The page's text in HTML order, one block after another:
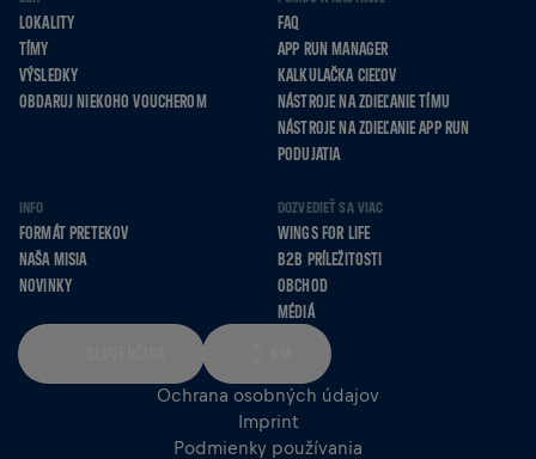
LOKALITY
TÍMY
VÝSLEDKY
OBDARUJ NIEKOHO VOUCHEROM
FAQ
APP RUN MANAGER
KALKULAČKA CIEĽOV
NÁSTROJE NA ZDIEĽANIE TÍMU
NÁSTROJE NA ZDIEĽANIE APP RUN
PODUJATIA
INFO
FORMÁT PRETEKOV
NAŠA MISIA
NOVINKY
DOZVEDIEŤ SA VIAC
WINGS FOR LIFE
B2B PRÍLEŽITOSTI
OBCHOD
MÉDIÁ
Ochrana osobných údajov
Imprint
Podmienky používania